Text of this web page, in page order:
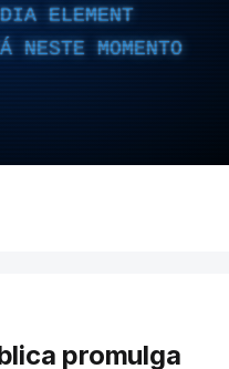
ELEMENT
NESTE MOMENTO
promulga